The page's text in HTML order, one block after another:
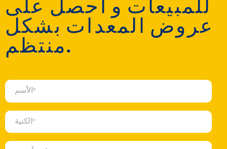
للمبيعات و احصل على
عروض المعدات بشكل
منتظم.